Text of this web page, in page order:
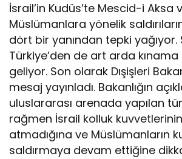
İsrail’in Kudüs’te Mescid-i Aksa
Müslümanlara yönelik
dört bir yanından tepki yağıyor.
Türkiye’den de art arda kınama
geliyor. Son olarak Dışişleri
mesaj yayınladı. Bakanlığın
uluslararası arenada yapılan
rağmen İsrail kolluk
atmadığına ve Müslümanların
saldırmaya devam ettiğine